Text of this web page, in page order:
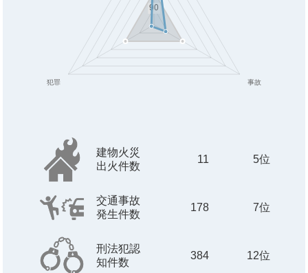
建物火災
出火件数
11 5位
交通事故
発生件数
178 7位
刑法犯認
知件数
384 12位